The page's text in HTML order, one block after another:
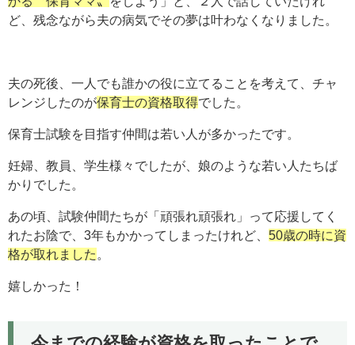
ど、残念ながら夫の病気でその夢は叶わなくなりました。
夫の死後、一人でも誰かの役に立てることを考えて、チャ
レンジしたのが保育士の資格取得でした。
保育士試験を目指す仲間は若い人が多かったです。
妊婦、教員、学生様々でしたが、娘のような若い人たちば
かりでした。
あの頃、試験仲間たちが「頑張れ頑張れ」って応援してく
れたお陰で、3年もかかってしまったけれど、 50歳の時に資
格が取れました
嬉しかった！